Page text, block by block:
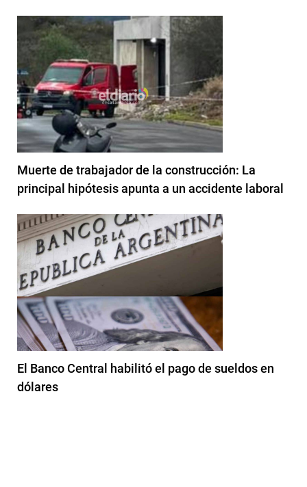
Muerte de trabajador de la construcción: La
principal hipótesis apunta a un accidente laboral
El Banco Central habilitó el pago de sueldos en
dólares